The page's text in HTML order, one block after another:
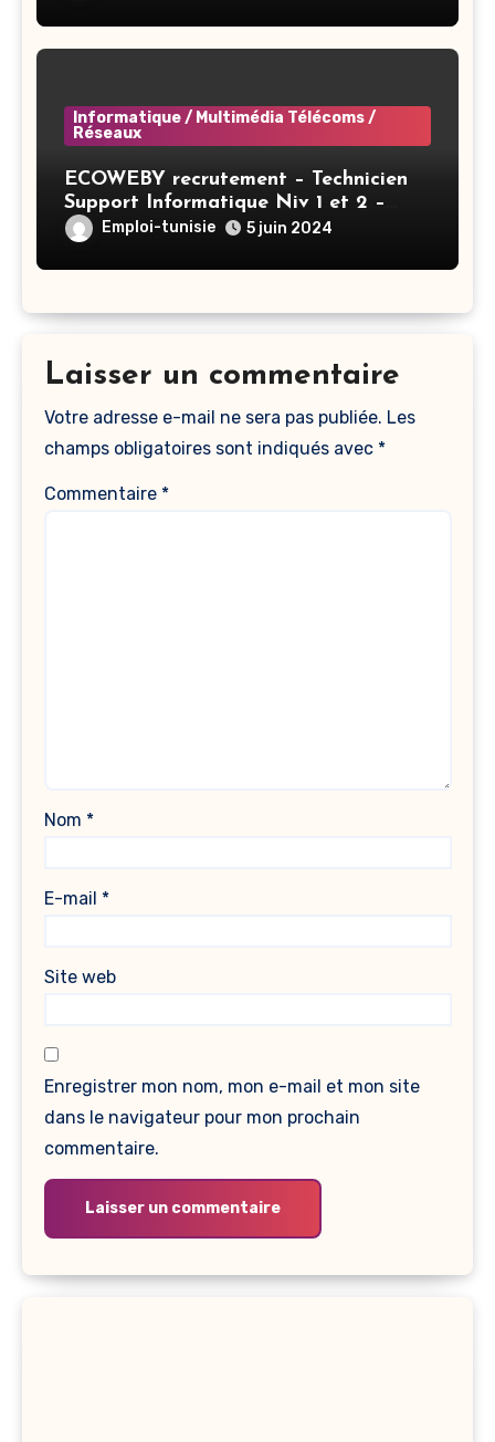
Informatique / Multimédia Télécoms /
Réseaux
ECOWEBY recrutement – Technicien
Support Informatique Niv 1 et 2 –
TunisEmploi-tunisie 5 juin 2024
Laisser un commentaire
Votre adresse e-mail ne sera pas publiée. Les
champs obligatoires sont indiqués avec *
Commentaire *
Nom *
E-mail *
Site web
Enregistrer mon nom, mon e-mail et mon site
dans le navigateur pour mon prochain
commentaire.